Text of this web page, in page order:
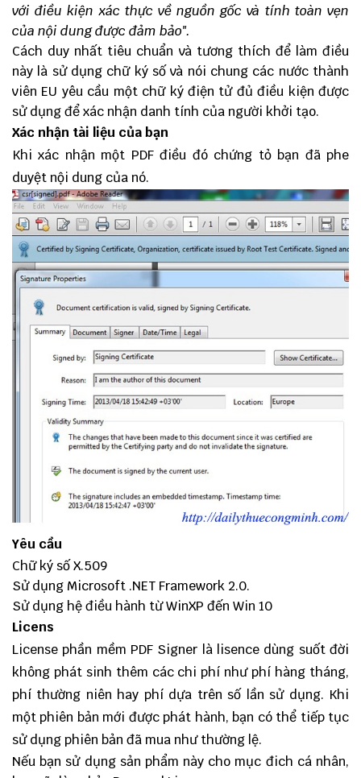
với điều kiện xác thực về nguồn gốc và tính toàn vẹn
của nội dung được đảm bảo".
Cách duy nhất tiêu chuẩn và tương thích để làm điều
này là sử dụng chữ ký số và nói chung các nước thành
viên EU yêu cầu một chữ ký điện tử đủ điều kiện được
sử dụng để xác nhận danh tính của người khởi tạo.
Xác nhận tài liệu của bạn
Khi xác nhận một PDF điều đó chứng tỏ bạn đã phe
duyệt nội dung của nó.
Yêu cầu
Chữ ký số X.509
Sử dụng Microsoft .NET Framework 2.0.
Sử dụng hệ điều hành từ WinXP đến Win 10
Licens
License phần mềm PDF Signer là lisence dùng suốt đời
không phát sinh thêm các chi phí như phí hàng tháng,
phí thường niên hay phí dựa trên số lần sử dụng. Khi
một phiên bản mới được phát hành, bạn có thể tiếp tục
sử dụng phiên bản đã mua như thường lệ.
Nếu bạn sử dụng sản phẩm này cho mục đich cá nhân,